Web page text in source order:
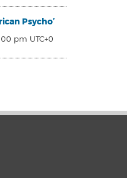
Psycho’
pm UTC+0